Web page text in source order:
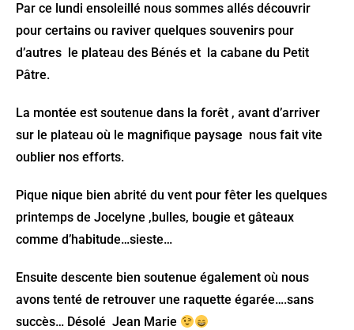
Par ce lundi ensoleillé nous sommes allés découvrir
pour certains ou raviver quelques souvenirs pour
d’autres le plateau des Bénés et la cabane du Petit
Pâtre.
La montée est soutenue dans la forêt , avant d’arriver
sur le plateau où le magnifique paysage nous fait vite
oublier nos efforts.
Pique nique bien abrité du vent pour fêter les quelques
printemps de Jocelyne ,bulles, bougie et gâteaux
comme d’habitude…sieste…
Ensuite descente bien soutenue également où nous
avons tenté de retrouver une raquette égarée….sans
succès… Désolé Jean Marie